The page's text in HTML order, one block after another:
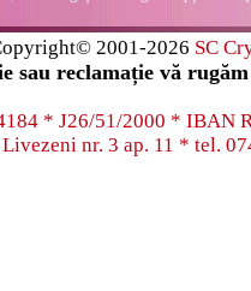
2001-2026 SC
sau reclamație vă
* J26/51/2000 * IBAN
nr. 3 ap. 11 * tel.